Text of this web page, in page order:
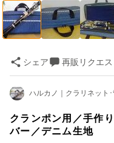
シェア 再販リクエス
ハルカノ｜クラリネット
クランポン用／手作
バー／デニム生地